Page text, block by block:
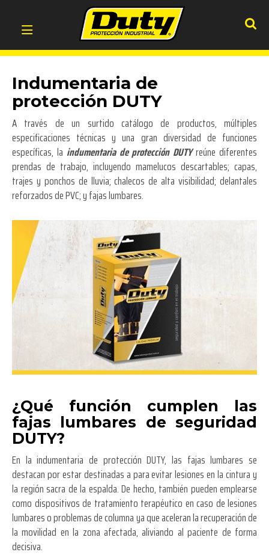
Indumentaria de
protección DUTY
A través de un surtido catálogo de productos, múltiples
especificaciones técnicas y una gran diversidad de funciones
específicas, la indumentaria de protección DUTYreúne diferentes
prendas de trabajo, incluyendo mamelucos descartables; capas,
trajes y ponchos de lluvia; chalecos de alta visibilidad; delantales
reforzados de PVC; y fajas lumbares.
¿Qué función cumplen las
fajas lumbares de seguridad
DUTY?
En la indumentaria de protección DUTY, las fajas lumbares se
destacan por estar destinadas a para evitar lesiones en la cintura y
la región sacra de la espalda. De hecho, también pueden emplearse
como dispositivos de tratamiento terapéutico en caso de lesiones
lumbares o problemas de columna ya que aceleran la recuperación de
la movilidad en la zona afectada, aliviando al paciente de forma
decisiva.